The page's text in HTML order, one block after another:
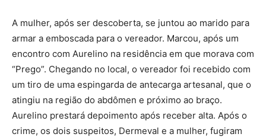
A mulher, após ser descoberta, se juntou ao marido para
armar a emboscada para o vereador. Marcou, após um
encontro com Aurelino na residência em que morava com
“Prego”. Chegando no local, o vereador foi recebido com
um tiro de uma espingarda de antecarga artesanal, que o
atingiu na região do abdômen e próximo ao braço.
Aurelino prestará depoimento após receber alta. Após o
crime, os dois suspeitos, Dermeval e a mulher, fugiram